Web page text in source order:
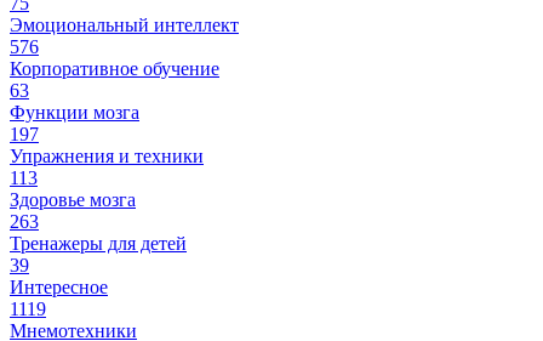
Эмоциональный интеллект
576
Корпоративное обучение
63
Функции мозга
197
Упражнения и техники
113
Здоровье мозга
263
Тренажеры для детей
39
Интересное
1119
Мнемотехники